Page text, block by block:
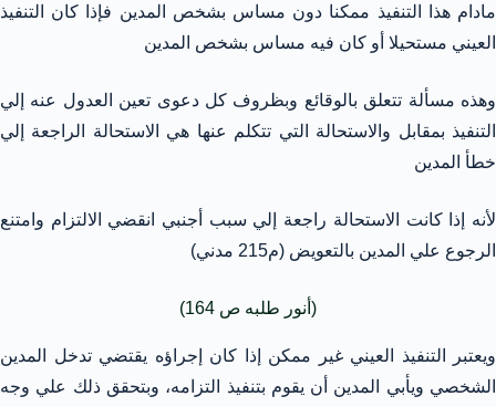
مادام هذا التنفيذ ممكنا دون مساس بشخص المدين فإذا كان التنفيذ
العيني مستحيلا أو كان فيه مساس بشخص المدين
وهذه مسألة تتعلق بالوقائع وبظروف كل دعوى تعين العدول عنه إلي
التنفيذ بمقابل والاستحالة التي تتكلم عنها هي الاستحالة الراجعة إلي
خطأ المدين
لأنه إذا كانت الاستحالة راجعة إلي سبب أجنبي انقضي الالتزام وامتنع
الرجوع علي المدين بالتعويض (م215 مدني)
(أنور طلبه ص 164)
ويعتبر التنفيذ العيني غير ممكن إذا كان إجراؤه يقتضي تدخل المدين
الشخصي ويأبي المدين أن يقوم بتنفيذ التزامه، وبتحقق ذلك علي وجه